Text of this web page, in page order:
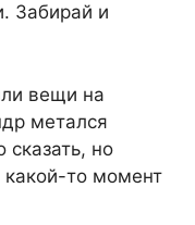
Забирай и
вещи на
метался
но
какой-то момент